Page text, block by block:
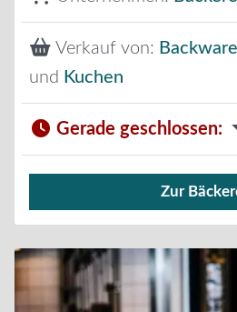
Verkauf von:
und Kuchen
Gerade geschlossen:
Verkauf von Brötchen,
Zur